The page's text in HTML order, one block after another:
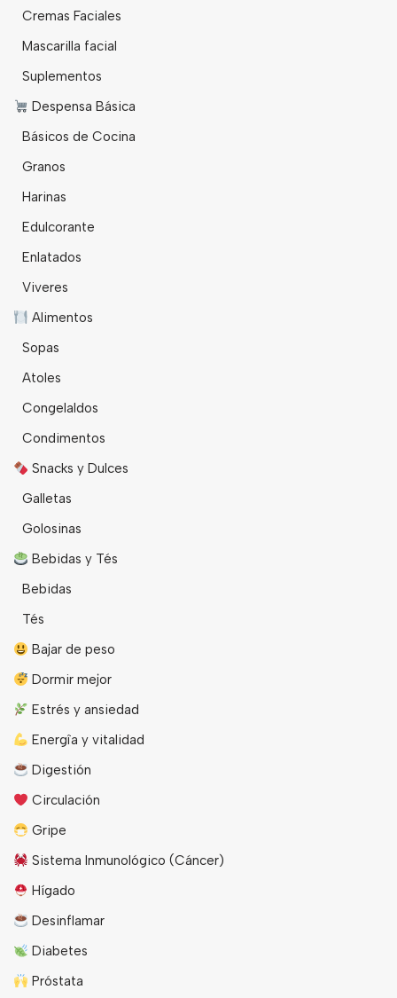
Cremas Faciales
Mascarilla facial
Suplementos
Despensa Básica
Básicos de Cocina
Granos
Harinas
Edulcorante
Enlatados
Viveres
Alimentos
Sopas
Atoles
Congelaldos
Condimentos
Snacks y Dulces
Galletas
Golosinas
Bebidas y Tés
Bebidas
Tés
Bajar de peso
Dormir mejor
Estrés y ansiedad
Energîa y vitalidad
Digestión
Circulación
Gripe
Sistema Inmunológico (Cáncer)
Hígado
Desinflamar
Diabetes
Próstata